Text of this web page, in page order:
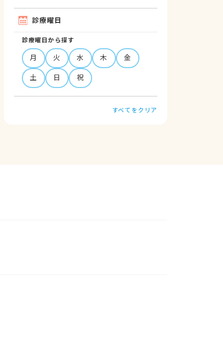
診療曜日
診療曜日から探す
月 火 水 木
金
土
日 祝
すべてをクリア